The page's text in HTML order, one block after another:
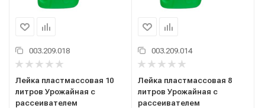
003.209.018
Лейка пластмассовая 10
литров Урожайная с
рассеивателем
003.209.014
Лейка пластмассовая 8
литров Урожайная с
рассеивателем